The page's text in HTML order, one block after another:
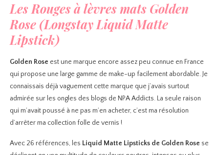
Les Rouges à lèvres mats Golden
Rose (Longstay Liquid Matte
Lipstick)
Golden Rose est une marque encore assez peu connue en France
qui propose une large gamme de make-up facilement abordable. Je
connaissais déjà vaguement cette marque que j’avais surtout
admirée sur les ongles des blogs de NPA Addicts. La seule raison
qui m’avait poussé à ne pas m’en acheter, c’est ma résolution
d’arrêter ma collection folle de vernis !
Avec 26 références, les Liquid Matte Lipsticks de Golden Rose se